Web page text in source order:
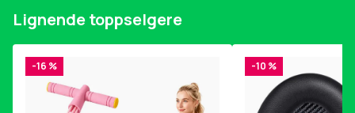
Lignende toppselgere
-16 % -10 %